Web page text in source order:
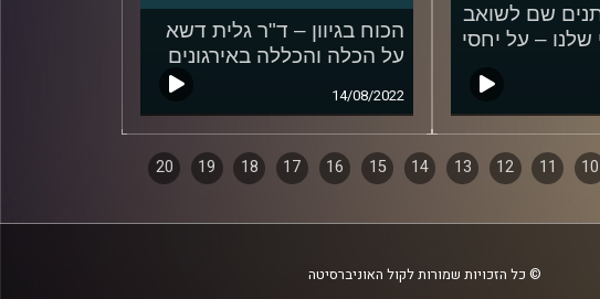
שם לשואב
– על יחסי
הכוח בגיוון – ד"ר גלית דשא
על הכלה והכללה באירגונים
14/08/2022
10
11
12
13
14
15
16
17
18
19
20
© כל הזכויות שמורות לקול האוניברסיטה